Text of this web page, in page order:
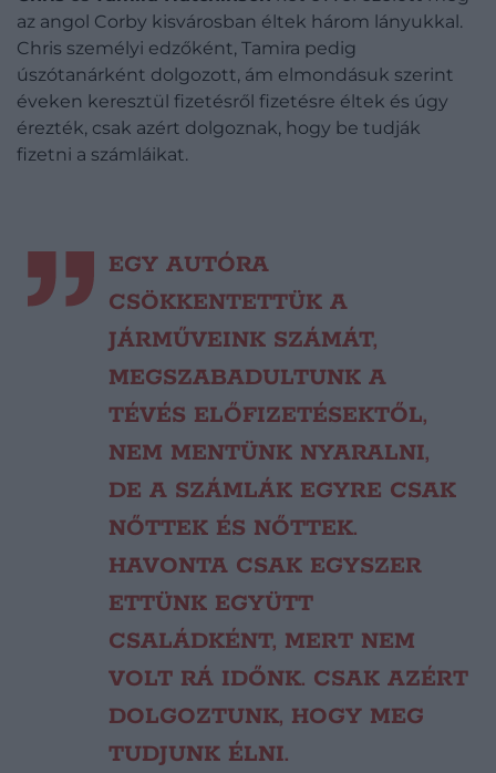
az angol Corby kisvárosban éltek három lányukkal.
Chris személyi edzőként, Tamira pedig
úszótanárként dolgozott, ám elmondásuk szerint
éveken keresztül fizetésről fizetésre éltek és úgy
érezték, csak azért dolgoznak, hogy be tudják
fizetni a számláikat.
EGY AUTÓRA
CSÖKKENTETTÜK A
JÁRMŰVEINK SZÁMÁT,
MEGSZABADULTUNK A
TÉVÉS ELŐFIZETÉSEKTŐL,
NEM MENTÜNK NYARALNI,
DE A SZÁMLÁK EGYRE CSAK
NŐTTEK ÉS NŐTTEK.
HAVONTA CSAK EGYSZER
ETTÜNK EGYÜTT
CSALÁDKÉNT, MERT NEM
VOLT RÁ IDŐNK. CSAK AZÉRT
DOLGOZTUNK, HOGY MEG
TUDJUNK ÉLNI.